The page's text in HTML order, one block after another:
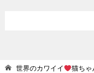
世界のカワイイ 猫ちゃ